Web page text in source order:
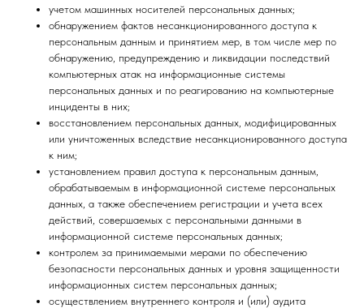
учетом машинных носителей персональных данных;
обнаружением фактов несанкционированного доступа к
персональным данным и принятием мер, в том числе мер по
обнаружению, предупреждению и ликвидации последствий
компьютерных атак на информационные системы
персональных данных и по реагированию на компьютерные
инциденты в них;
восстановлением персональных данных, модифицированных
или уничтоженных вследствие несанкционированного доступа
к ним;
установлением правил доступа к персональным данным,
обрабатываемым в информационной системе персональных
данных, а также обеспечением регистрации и учета всех
действий, совершаемых с персональными данными в
информационной системе персональных данных;
контролем за принимаемыми мерами по обеспечению
безопасности персональных данных и уровня защищенности
информационных систем персональных данных;
осуществлением внутреннего контроля и (или) аудита